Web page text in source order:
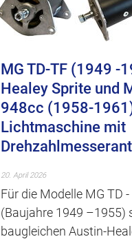
MG TD-TF (1949 -
Healey Sprite und
948cc (1958-
Lichtmaschine mit
20. April 2026
Für die Modelle MG TD
(Baujahre 1949 –1955)
baugleichen Austin-